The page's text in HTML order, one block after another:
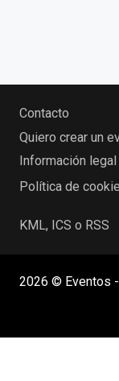
Contacto
Quiero crear un
Información legal
Política de
KML, ICS o RSS
2026 © Eventos